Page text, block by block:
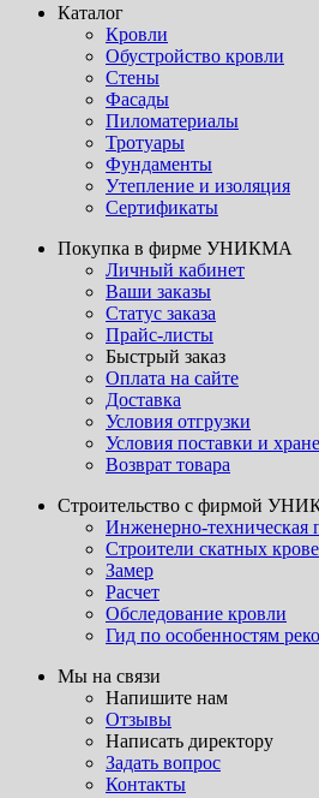
Каталог
Кровли
Обустройство кровли
Стены
Фасады
Пиломатериалы
Тротуары
Фундаменты
Утепление и изоляция
Сертификаты
Покупка в фирме УНИКМА
Личный кабинет
Ваши заказы
Статус заказа
Прайс-листы
Быстрый заказ
Оплата на сайте
Доставка
Условия отгрузки
Условия поставки и
Возврат товара
Строительство с фирмой
Инженерно-техническая
Строители скатных
Замер
Расчет
Обследование кровли
Гид по особенностям
Мы на связи
Напишите нам
Отзывы
Написать директору
Задать вопрос
Контакты